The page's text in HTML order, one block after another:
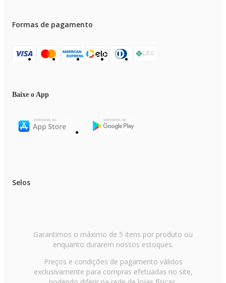
Formas de pagamento
Baixe o App
Selos
Garantimos o máximo de 5 itens por produto ou
enquanto durarem nossos estoques.
Preços e condições de pagamento válidos
exclusivamente para compras efetuadas no site,